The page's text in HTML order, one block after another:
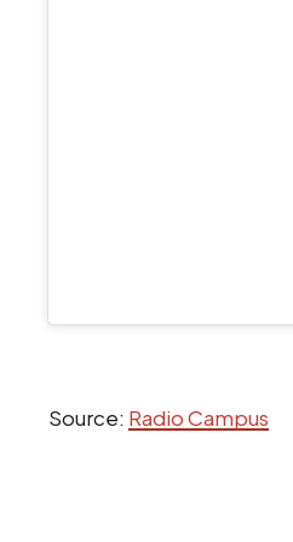
Source: Radio Campus